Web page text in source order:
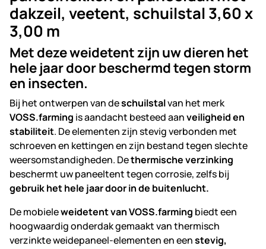
dakzeil, veetent, schuilstal 3,60 x
3,00 m
Met deze weidetent zijn uw dieren het
hele jaar door beschermd tegen storm
en insecten.
Bij het ontwerpen van deschuilstalvan het merk
VOSS.farming is aandacht besteed aanveiligheid en
stabiliteit. De elementen zijn stevig verbonden met
schroeven en kettingen en zijn bestand tegen slechte
weersomstandigheden. Dethermische verzinking
beschermt uw paneeltent tegen corrosie, zelfs bij
gebruik het hele jaar door in de buitenlucht.
De mobieleweidetent van VOSS.farming biedt een
hoogwaardig onderdak gemaakt van thermisch
verzinkte weidepaneel-elementen en eenstevig,